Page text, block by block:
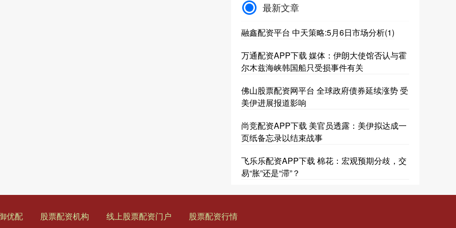
最新文章
融鑫配资平台 中天策略:5月6日市场分析(1)
万通配资APP下载 媒体：伊朗大使馆否认与霍
尔木兹海峡韩国船只受损事件有关
佛山股票配资网平台 全球政府债券延续涨势 受
美伊进展报道影响
尚竞配资APP下载 美官员透露：美伊拟达成一
页纸备忘录以结束战事
飞乐乐配资APP下载 棉花：宏观预期分歧，交
易“胀”还是“滞”？
优配 股票配资机构 线上股票配资门户 股票配资行情